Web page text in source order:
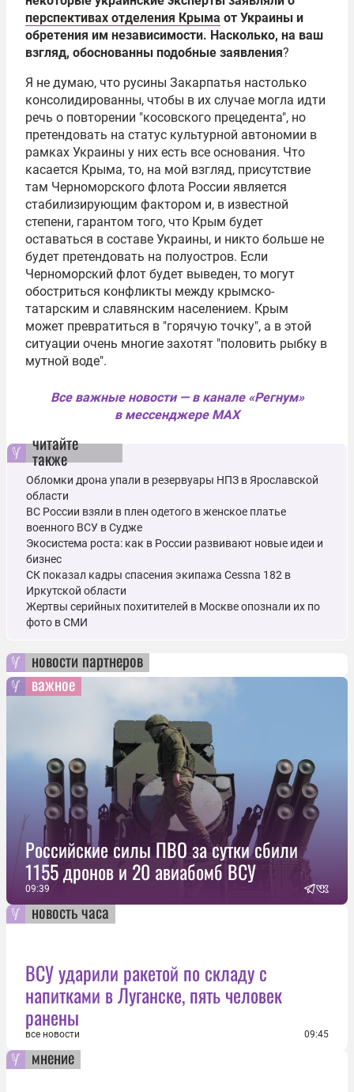
перспективах отделения Крыма от Украины и
обретения им независимости. Насколько, на ваш
взгляд, обоснованны подобные заявления?
Я не думаю, что русины Закарпатья настолько
консолидированны, чтобы в их случае могла идти
речь о повторении "косовского прецедента", но
претендовать на статус культурной автономии в
рамках Украины у них есть все основания. Что
касается Крыма, то, на мой взгляд, присутствие
там Черноморского флота России является
стабилизирующим фактором и, в известной
степени, гарантом того, что Крым будет
оставаться в составе Украины, и никто больше не
будет претендовать на полуостров. Если
Черноморский флот будет выведен, то могут
обостриться конфликты между крымско-
татарским и славянским населением. Крым
может превратиться в "горячую точку", а в этой
ситуации очень многие захотят "половить рыбку в
мутной воде".
Все важные новости — в канале «Регнум»
в мессенджере MAX
читайте
также
Обломки дрона упали в резервуары НПЗ в Ярославской
области
ВС России взяли в плен одетого в женское платье
военного ВСУ в Судже
Экосистема роста: как в России развивают новые идеи и
бизнес
СК показал кадры спасения экипажа Cessna 182 в
Иркутской области
Жертвы серийных похитителей в Москве опознали их по
фото в СМИ
новости партнеров
важное
Российские силы ПВО за сутки сбили
1155 дронов и 20 авиабомб ВСУ
09:39
новость часа
ВСУ ударили ракетой по складу с
напитками в Луганске, пять человек
ранены
все новости 09:45
мнение